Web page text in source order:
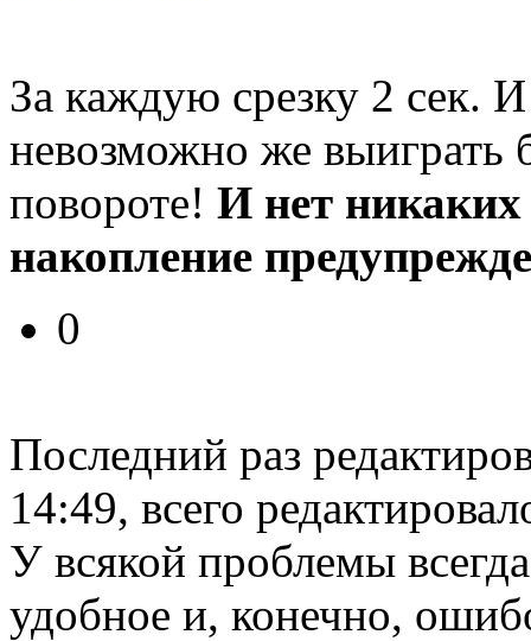
За каждую срезку 2 сек.
невозможно же выиграть
повороте! И нет
накопление
0
Последний раз
14:49, всего
У всякой проблемы
удобное и, конечно,